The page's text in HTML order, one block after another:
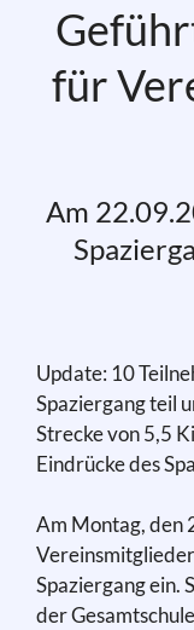
für
Am
Update: 10
Spaziergang teil
Strecke von 5,5
Eindrücke des
Am Montag, den
Spaziergang ein.
der